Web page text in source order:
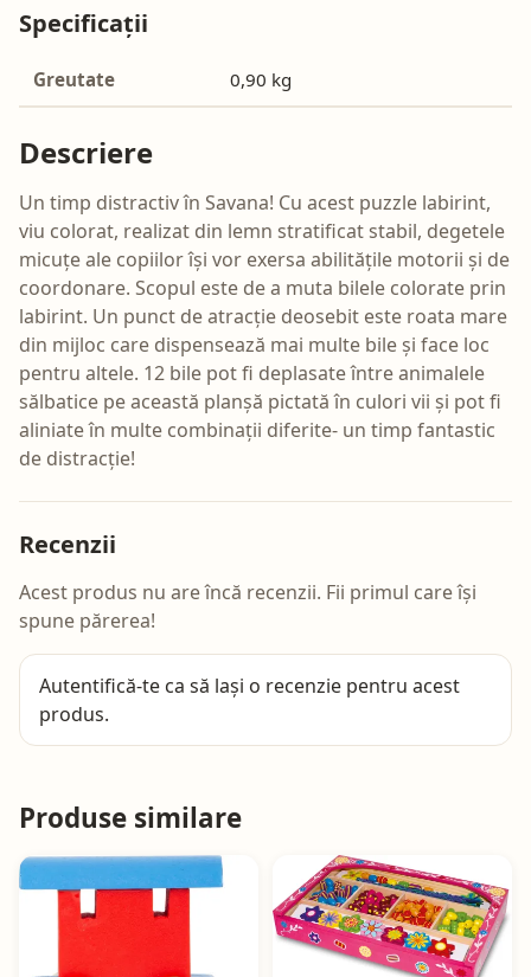
Specificații
Greutate 0,90 kg
Descriere
Un timp distractiv în Savana! Cu acest puzzle labirint,
viu colorat, realizat din lemn stratificat stabil, degetele
micuțe ale copiilor își vor exersa abilitățile motorii și de
coordonare. Scopul este de a muta bilele colorate prin
labirint. Un punct de atracție deosebit este roata mare
din mijloc care dispensează mai multe bile și face loc
pentru altele. 12 bile pot fi deplasate între animalele
sălbatice pe această planșă pictată în culori vii și pot fi
aliniate în multe combinații diferite- un timp fantastic
de distracție!
Recenzii
Acest produs nu are încă recenzii. Fii primul care își
spune părerea!
Autentifică-te ca să lași o recenzie pentru acest
produs.
Produse similare